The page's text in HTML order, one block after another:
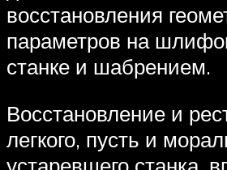
восстановления
параметров на
станке и шабрением.
Восстановление и
легкого, пусть и